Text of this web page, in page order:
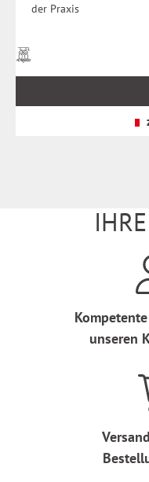
der Praxis
Preise
inkl.
unseren